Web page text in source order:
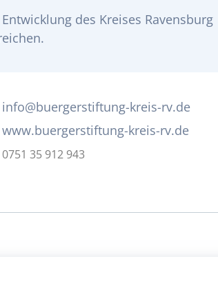
des Kreises Ravensburg
info@buergerstiftung-kreis-rv.de
www.buergerstiftung-kreis-rv.de
0751 35 912 943